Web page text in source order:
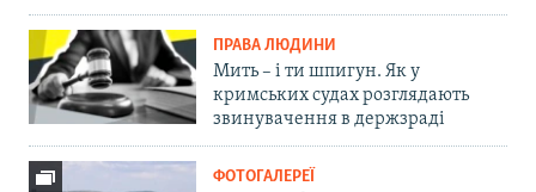
ПРАВА ЛЮДИНИ
Мить – і ти шпигун. Як у
кримських судах розглядають
звинувачення в держзраді
ФОТОГАЛЕРЕЇ